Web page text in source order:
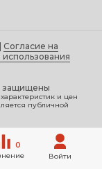
Согласие на
защищены
и цен
публичной
0
Войти